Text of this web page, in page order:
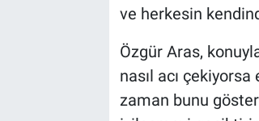
ve herkesin
Özgür Aras,
nasıl acı
zaman bunu